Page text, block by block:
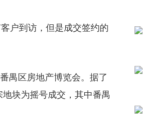
户到访，但是成交签约的
禺区房地产博览会。据了
块为摇号成交，其中番禺